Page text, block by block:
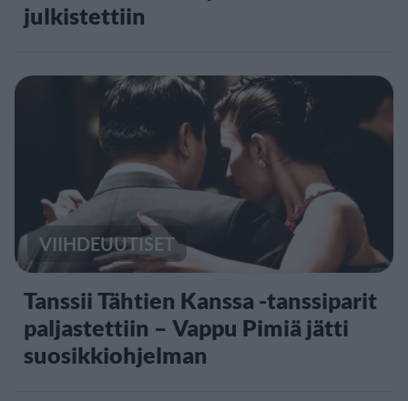
julkistettiin
VIIHDEUUTISET
Tanssii Tähtien Kanssa -tanssiparit
paljastettiin – Vappu Pimiä jätti
suosikkiohjelman